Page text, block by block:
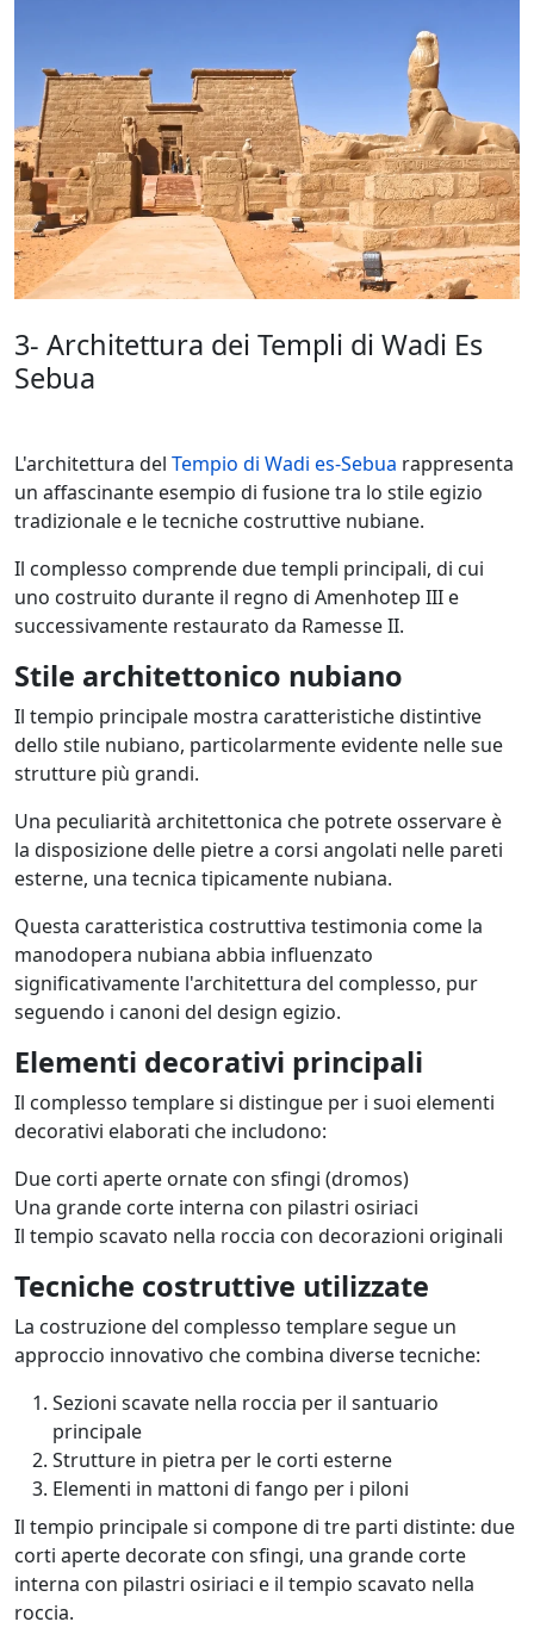
3- Architettura dei Templi di Wadi Es
Sebua
L'architettura del Tempio di Wadi es-Sebua rappresenta
un affascinante esempio di fusione tra lo stile egizio
tradizionale e le tecniche costruttive nubiane.
Il complesso comprende due templi principali, di cui
uno costruito durante il regno di Amenhotep III e
successivamente restaurato da Ramesse II.
Stile architettonico nubiano
Il tempio principale mostra caratteristiche distintive
dello stile nubiano, particolarmente evidente nelle sue
strutture più grandi.
Una peculiarità architettonica che potrete osservare è
la disposizione delle pietre a corsi angolati nelle pareti
esterne, una tecnica tipicamente nubiana.
Questa caratteristica costruttiva testimonia come la
manodopera nubiana abbia influenzato
significativamente l'architettura del complesso, pur
seguendo i canoni del design egizio.
Elementi decorativi principali
Il complesso templare si distingue per i suoi elementi
decorativi elaborati che includono:
Due corti aperte ornate con sfingi (dromos)
Una grande corte interna con pilastri osiriaci
Il tempio scavato nella roccia con decorazioni originali
Tecniche costruttive utilizzate
La costruzione del complesso templare segue un
approccio innovativo che combina diverse tecniche:
Sezioni scavate nella roccia per il santuario
principale
Strutture in pietra per le corti esterne
Elementi in mattoni di fango per i piloni
Il tempio principale si compone di tre parti distinte: due
corti aperte decorate con sfingi, una grande corte
interna con pilastri osiriaci e il tempio scavato nella
roccia.